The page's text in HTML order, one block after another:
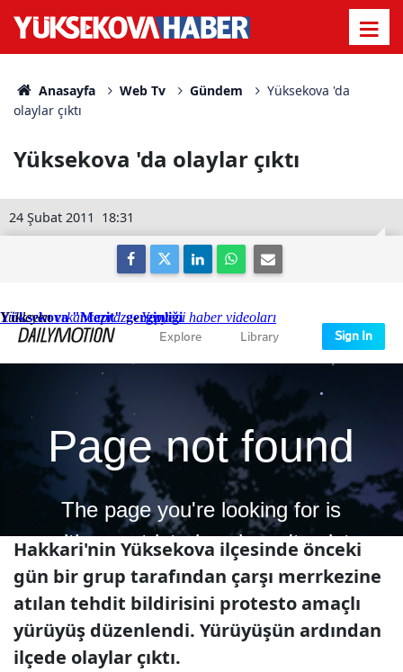
Anasayfa Web Tv Gündem
Yüksekova 'da
olaylar çıktı
Yüksekova 'da olaylar çıktı
18:31
24 Şubat 2011
Hakkari'nin Yüksekova ilçesinde önceki
gün bir grup tarafından çarşı merrkezine
atılan tehdit bildirisini protesto amaçlı
yürüyüş düzenlendi. Yürüyüşün ardından
ilçede olaylar çıktı.